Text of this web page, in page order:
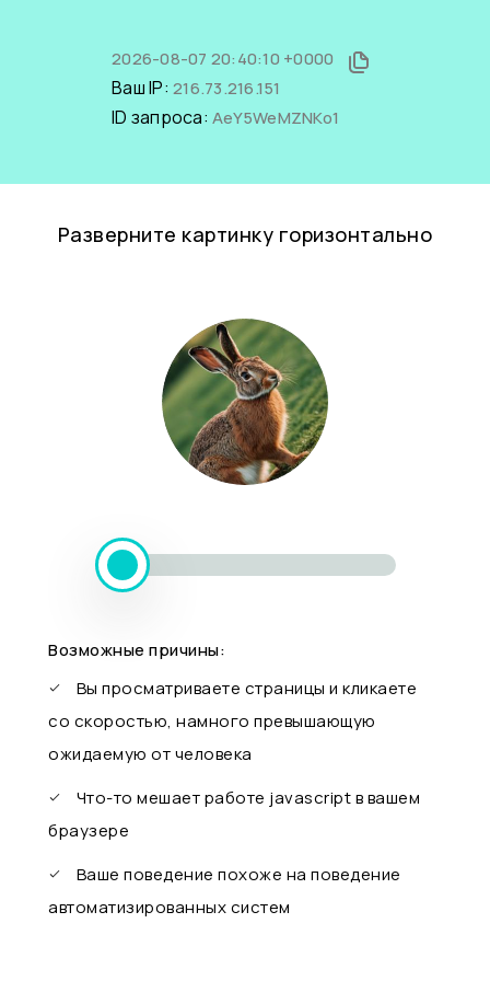
2026-08-07 20:40:10 +0000
Ваш IP: 216.73.216.151
ID запроса: AeY5WeMZNKo1
Разверните картинку горизонтально
Возможные причины:
Вы просматриваете страницы и кликаете
со скоростью, намного превышающую
ожидаемую от человека
Что-то мешает работе javascript в вашем
браузере
Ваше поведение похоже на поведение
автоматизированных систем